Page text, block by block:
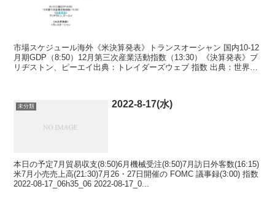
市場スケジュール海外《米決算発表》トランスオーシャン 国内10-12
月期GDP（8:50）12月第三次産業活動指数（13:30）《決算発表》ブ
リヂストン、ピーエイ出典：トレイダーズウェブ 指数 出典：世界株
未分類 2022-8-17(水)
本日の予定7月貿易収支(8:50)6月機械受注(8:50)7月訪日外客数(16:15)
米7月小売売上高(21:30)7月26・27日開催の FOMC 議事録(3:00) 指数
2022-08-17_06h35_06 2022-08-17_0...